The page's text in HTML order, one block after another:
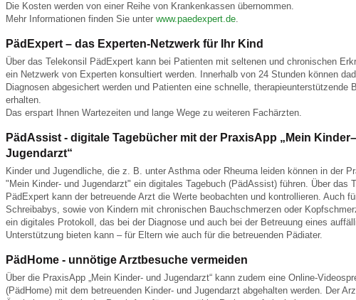
Jugendliche
Teenager: J1 bis J2
Impfreaktionen
Impfsicherheit
Häufige Fragen
Recht auf Impfung
Vorsorge- und Impferinnerung
Sofortmaßnahmen
Notdienste
Link-Tipps
Wachstum-Rechner
Empfehlungen zum Bildschirmmediengebrauch
Hörlexikon
Material zu den Vorsorgen
Entwicklungskalender
Familienzeit gesund gestalten
Die Kosten werden von einer Reihe von Krankenkassen übernommen.
Mehr Informationen finden Sie unter www.paedexpert.de.
PädExpert – das Experten-Netzwerk für Ihr Kind
Über das Telekonsil PädExpert kann bei Patienten mit seltenen und chronischen
ein Netzwerk von Experten konsultiert werden. Innerhalb von 24 Stunden können
Diagnosen abgesichert werden und Patienten eine schnelle, therapieunterstützende
erhalten.
Das erspart Ihnen Wartezeiten und lange Wege zu weiteren Fachärzten.
PädAssist - digitale Tagebücher mit der PraxisApp „Mein
Jugendarzt“
Kinder und Jugendliche, die z. B. unter Asthma oder Rheuma leiden können in der
"Mein Kinder- und Jugendarzt" ein digitales Tagebuch (PädAssist) führen. Über das
PädExpert kann der betreuende Arzt die Werte beobachten und kontrollieren. Auch
Schreibabys, sowie von Kindern mit chronischen Bauchschmerzen oder
ein digitales Protokoll, das bei der Diagnose und auch bei der Betreuung eines
Unterstützung bieten kann – für Eltern wie auch für die betreuenden Pädiater.
PädHome - unnötige Arztbesuche vermeiden
Über die PraxisApp „Mein Kinder- und Jugendarzt“ kann zudem eine Online-
(PädHome) mit dem betreuenden Kinder- und Jugendarzt abgehalten werden. Der